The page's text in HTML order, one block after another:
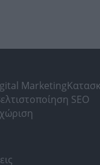
Marketing
SEO